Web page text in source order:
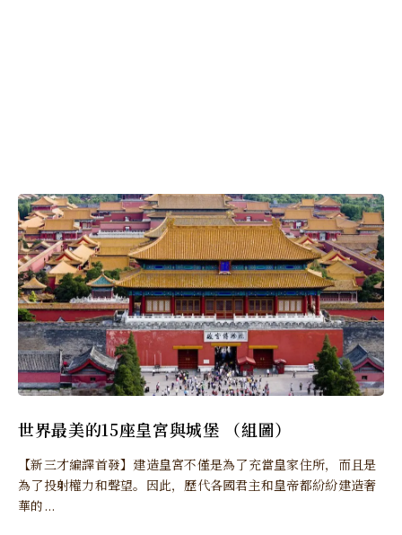
世界最美的15座皇宮與城堡 （組圖）
【新三才編譯首發】建造皇宮不僅是為了充當皇家住所，而且是
為了投射權力和聲望。因此，歷代各國君主和皇帝都紛紛建造奢
華的...